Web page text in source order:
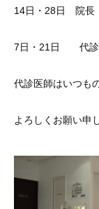
14日・28日 院長
7日・21日 代診
代診医師はいつも
よろしくお願い申